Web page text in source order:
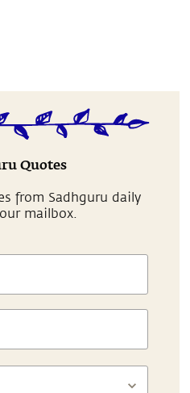
Quotes
from Sadhguru daily
mailbox.